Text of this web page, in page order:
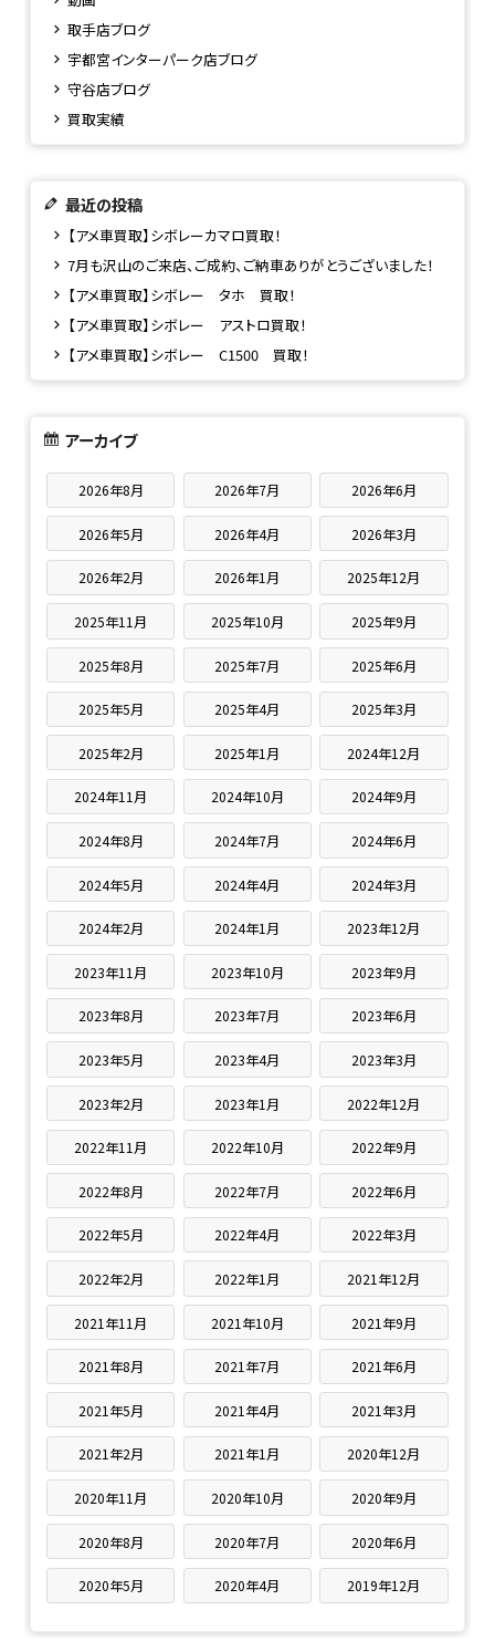
取手店ブログ
宇都宮インターパーク店ブログ
守谷店ブログ
買取実績
最近の投稿
【アメ車買取】シボレーカマロ買取！
7月も沢山のご来店、ご成約、ご納車ありがとうございました！
【アメ車買取】シボレー タホ 買取！
【アメ車買取】シボレー アストロ買取！
【アメ車買取】シボレー C1500 買取！
アーカイブ
2026年8月 2026年7月 2026年6月
2026年5月 2026年4月 2026年3月
2026年2月 2026年1月 2025年12月
2025年11月 2025年10月 2025年9月
2025年8月 2025年7月 2025年6月
2025年5月 2025年4月 2025年3月
2025年2月 2025年1月 2024年12月
2024年11月 2024年10月 2024年9月
2024年8月 2024年7月 2024年6月
2024年5月 2024年4月 2024年3月
2024年2月 2024年1月 2023年12月
2023年11月 2023年10月 2023年9月
2023年8月 2023年7月 2023年6月
2023年5月 2023年4月 2023年3月
2023年2月 2023年1月 2022年12月
2022年11月 2022年10月 2022年9月
2022年8月 2022年7月 2022年6月
2022年5月 2022年4月 2022年3月
2022年2月 2022年1月 2021年12月
2021年11月 2021年10月 2021年9月
2021年8月 2021年7月 2021年6月
2021年5月 2021年4月 2021年3月
2021年2月 2021年1月 2020年12月
2020年11月 2020年10月 2020年9月
2020年8月 2020年7月 2020年6月
2020年5月 2020年4月 2019年12月